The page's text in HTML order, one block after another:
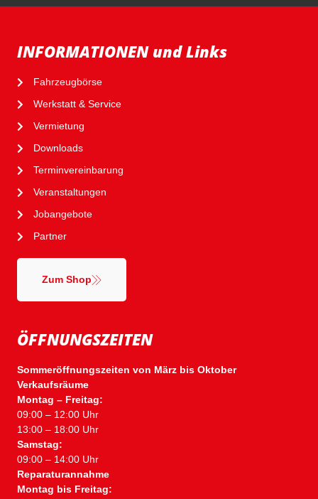
ÖFFNUNGSZEITEN
Sommeröffnungszeiten von März bis Oktober
Verkaufsräume
Montag – Freitag:
09:00 – 12:00 Uhr
13:00 – 18:00 Uhr
Samstag:
09:00 – 14:00 Uhr
Reparaturannahme
Montag bis Freitag:
INFORMATIONEN und Links
Fahrzeugbörse
Werkstatt & Service
Vermietung
Downloads
Terminvereinbarung
Veranstaltungen
Jobangebote
Partner
Zum Shop